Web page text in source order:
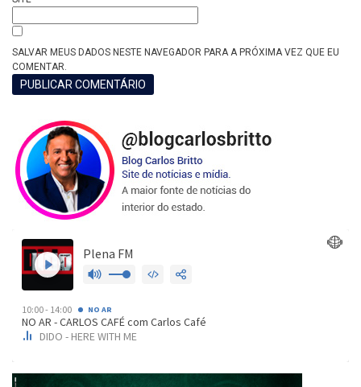
SALVAR MEUS DADOS NESTE NAVEGADOR PARA A PRÓXIMA VEZ QUE EU
COMENTAR.